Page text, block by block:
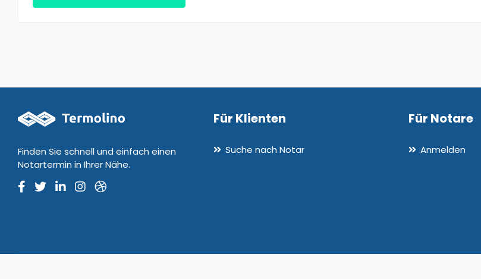
Finden Sie schnell und einfach einen
Notartermin in Ihrer Nähe.
Für Klienten
Suche nach Notar
Für Notare
Anmelden